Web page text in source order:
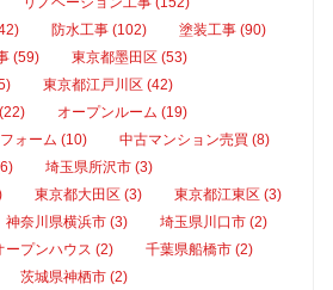
防水工事 (102)
塗装工事 (90)
(59)
東京都墨田区 (53)
東京都江戸川区 (42)
オープンルーム (19)
ォーム (10)
中古マンション売買 (8)
埼玉県所沢市 (3)
東京都大田区 (3)
東京都江東区 (3)
神奈川県横浜市 (3)
埼玉県川口市 (2)
ープンハウス (2)
千葉県船橋市 (2)
茨城県神栖市 (2)